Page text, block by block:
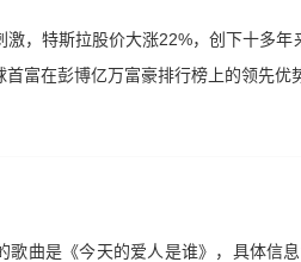
激，特斯拉股价大涨22%，创下十多
富在彭博亿万富豪排行榜上的领先优
歌曲是《今天的爱人是谁》，具体信